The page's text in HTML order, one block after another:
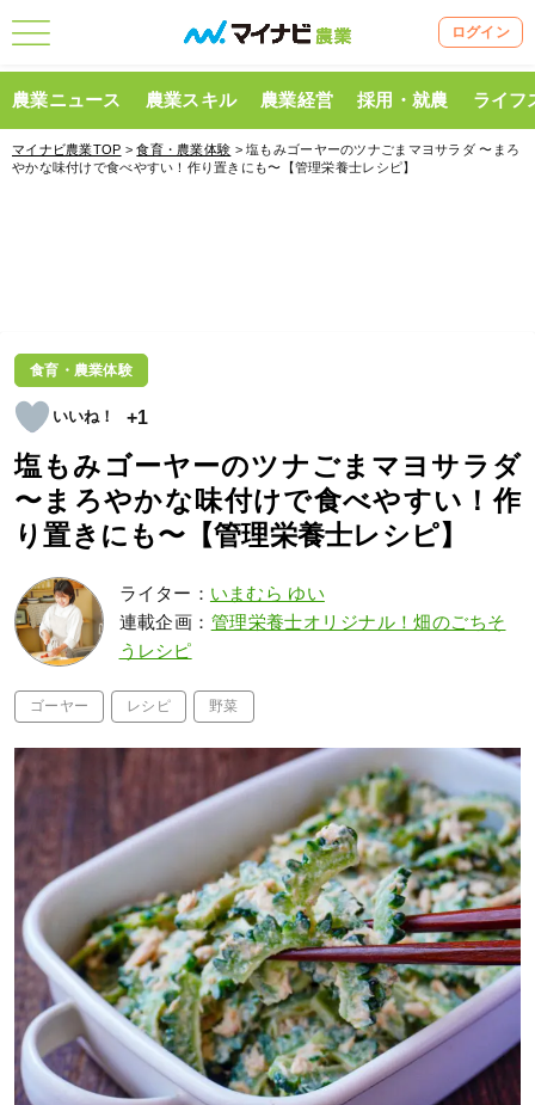
ログイン
農業ニュース 農業スキル 農業経営 採用・就農 ライフ
マイナビ農業TOP >食育・農業体験 > 塩もみゴーヤーのツナごまマヨサラダ 〜まろ
やかな味付けで食べやすい！作り置きにも〜【管理栄養士レシピ】
食育・農業体験
+1
塩もみゴーヤーのツナごまマヨサラダ
〜まろやかな味付けで食べやすい！作
り置きにも〜【管理栄養士レシピ】
ライター： いまむら ゆい
連載企画： 管理栄養士オリジナル！畑のごちそ
うレシピ
ゴーヤー レシピ 野菜